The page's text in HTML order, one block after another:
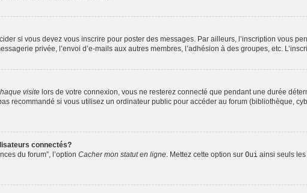
si vous devez vous inscrire pour poster des messages. Par ailleurs, l’inscription vous
privée, l’envoi d’e-mails aux autres membres, l’adhésion à des groupes, etc.
visite lors de votre connexion, vous ne resterez connecté que pendant une durée
recommandé si vous utilisez un ordinateur public pour accéder au forum (bibliothèque,
connectés?
du forum”, l’option Cacher mon statut en ligne. Mettez cette option sur Oui ainsi seuls